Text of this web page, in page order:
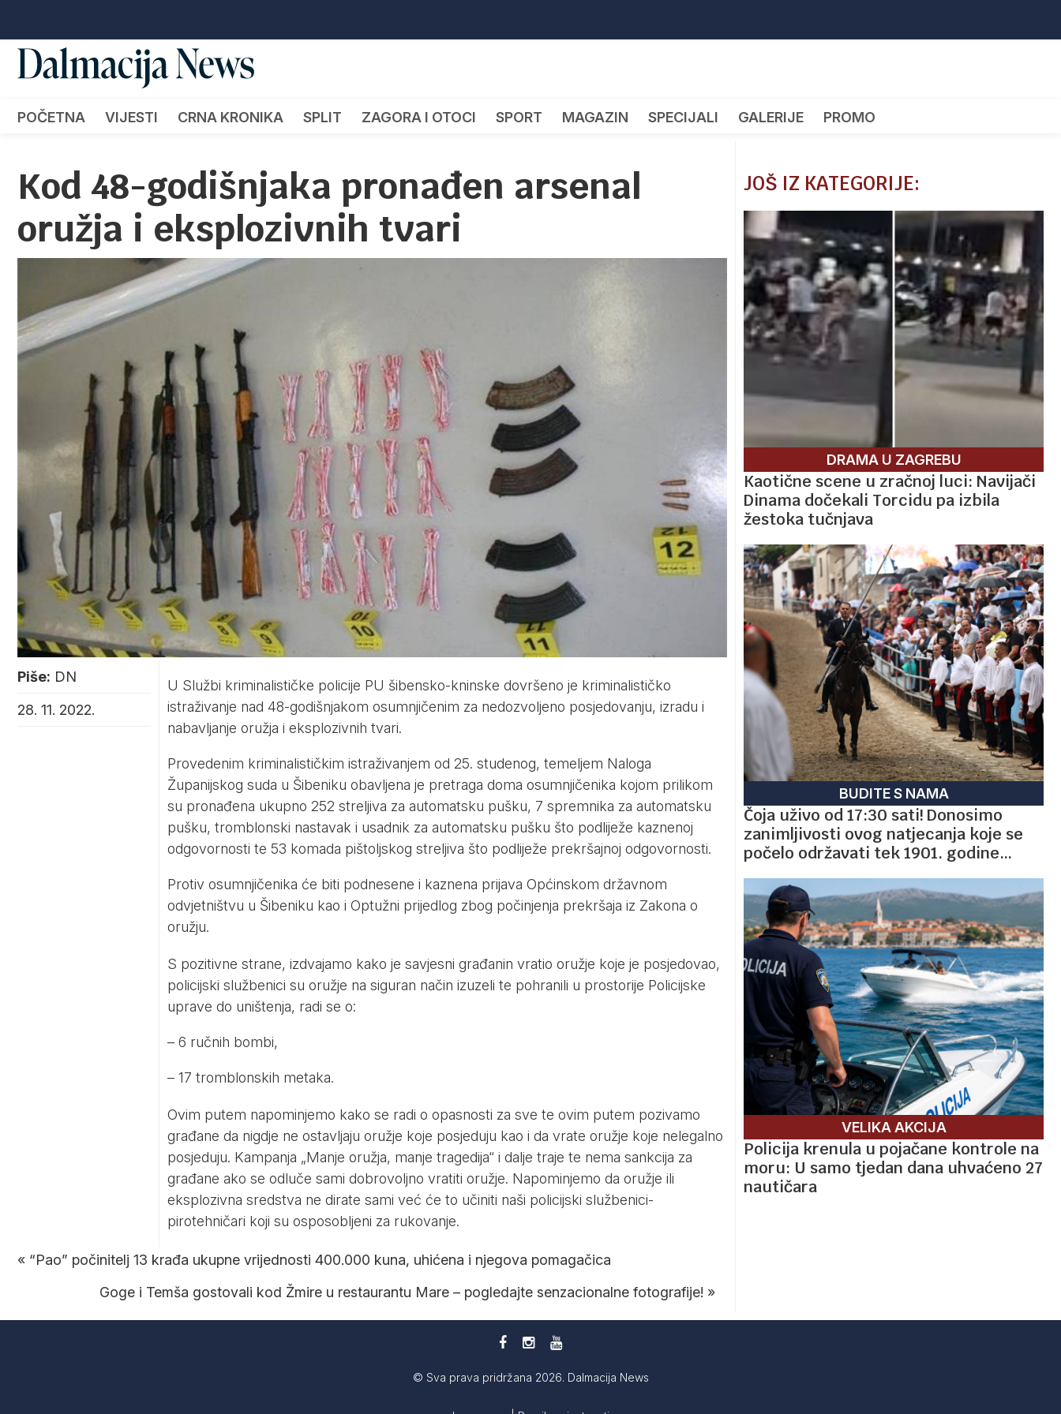
POČETNA VIJESTI CRNA KRONIKA SPLIT ZAGORA I OTOCI SPORT MAGAZIN SPECIJALI GALERIJE PROMO
Kod 48-godišnjaka pronađen arsenal
oružja i eksplozivnih tvari
Piše: DN
28. 11. 2022.
U Službi kriminalističke policije PU šibensko-kninske dovršeno je kriminalističko
istraživanje nad 48-godišnjakom osumnjičenim za nedozvoljeno posjedovanju, izradu i
nabavljanje oružja i eksplozivnih tvari.
Provedenim kriminalističkim istraživanjem od 25. studenog, temeljem Naloga
Županijskog suda u Šibeniku obavljena je pretraga doma osumnjičenika kojom prilikom
su pronađena ukupno 252 streljiva za automatsku pušku, 7 spremnika za automatsku
pušku, tromblonski nastavak i usadnik za automatsku pušku što podliježe kaznenoj
odgovornosti te 53 komada pištoljskog streljiva što podliježe prekršajnoj odgovornosti.
Protiv osumnjičenika će biti podnesene i kaznena prijava Općinskom državnom
odvjetništvu u Šibeniku kao i Optužni prijedlog zbog počinjenja prekršaja iz Zakona o
oružju.
S pozitivne strane, izdvajamo kako je savjesni građanin vratio oružje koje je posjedovao,
policijski službenici su oružje na siguran način izuzeli te pohranili u prostorije Policijske
uprave do uništenja, radi se o:
– 6 ručnih bombi,
– 17 tromblonskih metaka.
Ovim putem napominjemo kako se radi o opasnosti za sve te ovim putem pozivamo
građane da nigdje ne ostavljaju oružje koje posjeduju kao i da vrate oružje koje nelegalno
posjeduju. Kampanja „Manje oružja, manje tragedija“ i dalje traje te nema sankcija za
građane ako se odluče sami dobrovoljno vratiti oružje. Napominjemo da oružje ili
eksplozivna sredstva ne dirate sami već će to učiniti naši policijski službenici-
pirotehničari koji su osposobljeni za rukovanje.
« “Pao” počinitelj 13 krađa ukupne vrijednosti 400.000 kuna, uhićena i njegova pomagačica
Goge i Temša gostovali kod Žmire u restaurantu Mare – pogledajte senzacionalne fotografije! »
JOŠ IZ KATEGORIJE:
DRAMA U ZAGREBU
Kaotične scene u zračnoj luci: Navijači
Dinama dočekali Torcidu pa izbila
žestoka tučnjava
BUDITE S NAMA
Čoja uživo od 17:30 sati! Donosimo
zanimljivosti ovog natjecanja koje se
počelo održavati tek 1901. godine…
VELIKA AKCIJA
Policija krenula u pojačane kontrole na
moru: U samo tjedan dana uhvaćeno 27
nautičara
© Sva prava pridržana 2026. Dalmacija News